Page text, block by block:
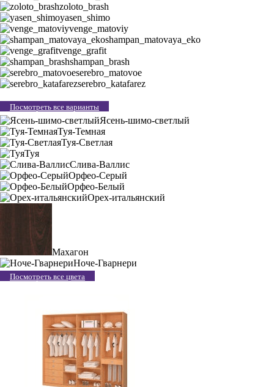
zoloto_brash
yasen_shimo
venge_matoviy
shampan_matovaya_eko
venge_grafit
shampan_brash
serebro_matovoe
serebro_katafarez
Посмотреть все варианты
Ясень-шимо-светлый
Туя-Темная
Туя-Светлая
Туя
Слива-Валлис
Орфео-Серый
Орфео-Белый
Орех-итальянский
Махагон
Ноче-Гварнери
Посмотреть все цвета